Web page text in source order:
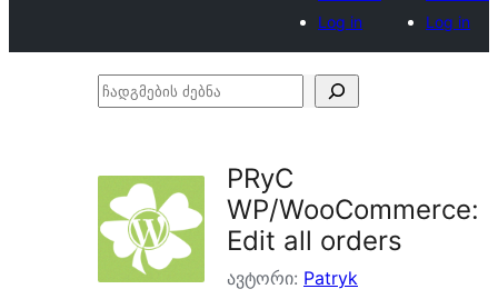
Log in
Log in
ჩადგმების
PRyC
WP/WooCommerce:
Edit all orders
ავტორი: Patryk